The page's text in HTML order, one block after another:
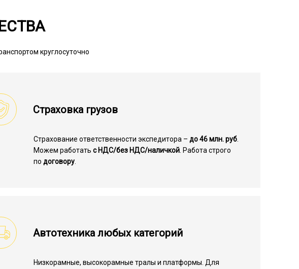
круглосуточно
Страховка грузов
Страхование ответственности экспедитора –до 46 млн. руб
Можем работатьс НДС/без НДС/наличкой . Работа строго
подоговору
Автотехника любых категорий
Низкорамные, высокорамные тралы и платформы. Для